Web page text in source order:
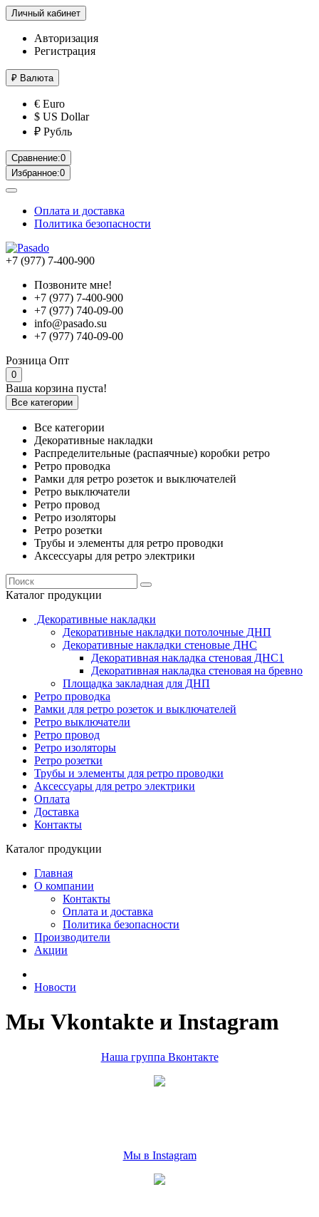
Личный кабинет
Авторизация
Регистрация
₽ Валюта
€ Euro
$ US Dollar
₽ Рубль
Сравнение:0
Избранное:0
Оплата и доставка
Политика безопасности
+7 (977) 7-400-900
Позвоните мне!
+7 (977) 7-400-900
+7 (977) 740-09-00
info@pasado.su
+7 (977) 740-09-00
Розница Опт
0
Ваша корзина пуста!
Все категории
Все категории
Декоративные накладки
Распределительные (распаячные) коробки ретро
Ретро проводка
Рамки для ретро розеток и выключателей
Ретро выключатели
Ретро провод
Ретро изоляторы
Ретро розетки
Трубы и элементы для ретро проводки
Аксессуары для ретро электрики
Каталог продукции
Декоративные накладки
Декоративные накладки потолочные ДНП
Декоративные накладки стеновые ДНС
Декоративная накладка стеновая ДНС1
Декоративная накладка стеновая на бревно
Площадка закладная для ДНП
Ретро проводка
Рамки для ретро розеток и выключателей
Ретро выключатели
Ретро провод
Ретро изоляторы
Ретро розетки
Трубы и элементы для ретро проводки
Аксессуары для ретро электрики
Оплата
Доставка
Контакты
Каталог продукции
Главная
О компании
Контакты
Оплата и доставка
Политика безопасности
Производители
Акции
Новости
Мы Vkontakte и Instagram
Наша группа Вконтакте
Мы в Instagram